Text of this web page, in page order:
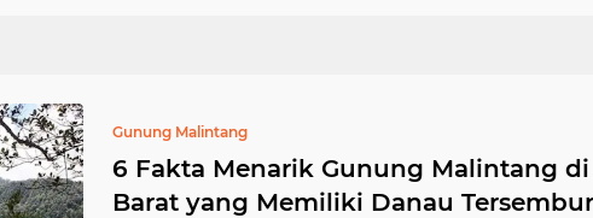
Gunung Malintang
6 Fakta Menarik Gunung Malintang
Barat yang Memiliki Danau